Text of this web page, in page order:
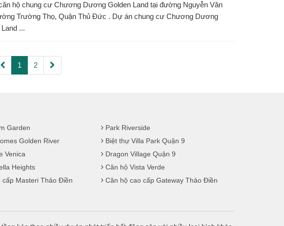
hộ chung cư Chương Dương Golden Land tại đường Nguyễn Văn
Trường Thọ, Quận Thủ Đức . Dự án chung cư Chương Dương
...
1 2
Garden
Park Riverside
Golden River
Biệt thự Villa Park Quận 9
Venica
Dragon Village Quận 9
Heights
Căn hộ Vista Verde
cấp Masteri Thảo Điền
Căn hộ cao cấp Gateway Thảo Điền